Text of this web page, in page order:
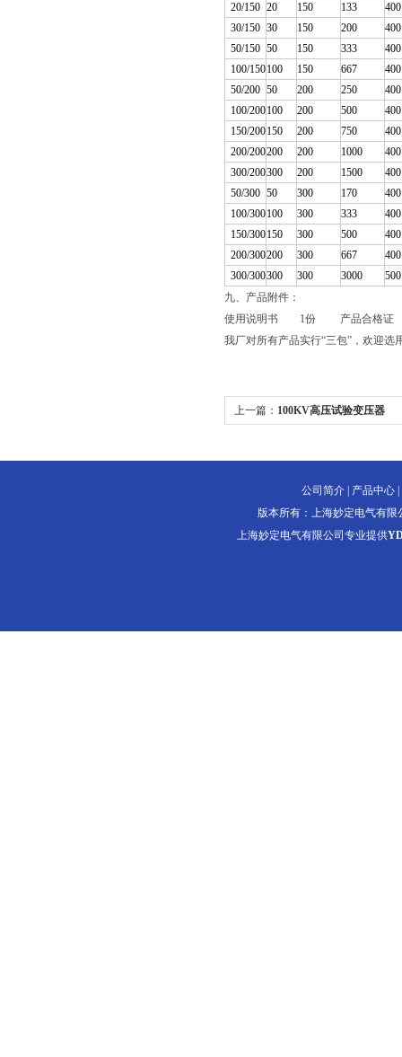
20/150 20 150 133
400
30/150 30 150 200
400
50/150 50 150 333
400
100/150100 150 667
400
50/200 50 200 250
400
100/200100 200 500
400
150/200150 200 750
400
200/200200 200 1000
400
300/200300 200 1500
400
50/300 50 300 170
400
100/300100 300 333
400
150/300150 300 500
400
200/300200 300 667
400
300/300300 300 3000
500
九、产品附件：
使用说明书 1份 产品合格证
我厂对所有产品实行“三包”，欢迎
上一篇： 100KV高压试验变压器
公司简介 产品中心
版本所有：上海妙定电气有
上海妙定电气有限公司专业提供